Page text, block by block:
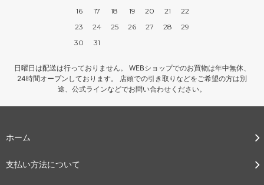
16
17 18 19 20 21
22
23
24 25 26 27 28
29
30
31
日曜日は配送は行っておりません。 WEBショップでのお買物は年中無休、
24時間オープンしております。 店頭での引き取りなどをご希望の方は別
途、公式ラインなどでお問い合わせください。
ホーム
支払い方法について